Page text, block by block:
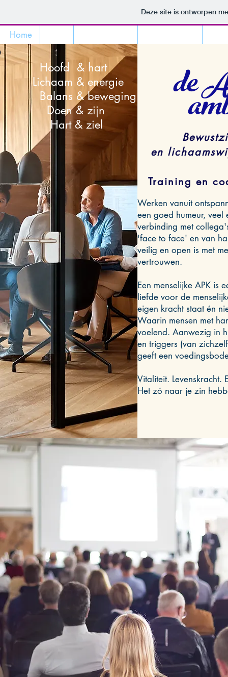
Deze site is ontworpen
Home
de
en
Training en
Werken vanuit
een goed humeur, veel
verbinding met
'face to face' en van
veilig en open is met
vertrouwen.
Een menselijke APK is
liefde voor de
eigen kracht staat én
Waarin mensen met
voelend. Aanwezig in
en triggers (van
geeft een
Vitaliteit. Levenskracht.
Het zó naar je zin
Hoofd & hart
Lichaam & energie
Balans & beweging
Doen & zijn
Hart & ziel